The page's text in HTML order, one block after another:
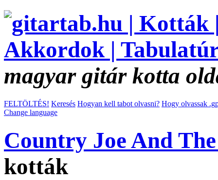
magyar gitár kotta
FELTÖLTÉS! Keresés Hogyan kell tabot olvasni? Hogy olvassak
Change language
Country Joe And
kották